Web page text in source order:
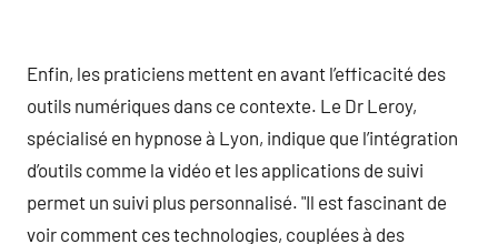
Enfin, les praticiens mettent en avant l’efficacité des
outils numériques dans ce contexte. Le Dr Leroy,
spécialisé en hypnose à Lyon, indique que l’intégration
d’outils comme la vidéo et les applications de suivi
permet un suivi plus personnalisé. "Il est fascinant de
voir comment ces technologies, couplées à des